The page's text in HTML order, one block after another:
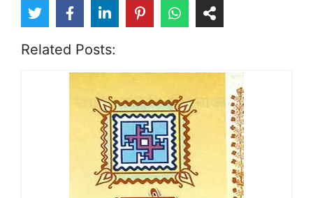
Related Posts: